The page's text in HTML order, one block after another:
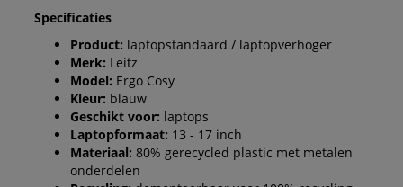
Specificaties
Product: laptopstandaard / laptopverhoger
Merk: Leitz
Model: Ergo Cosy
Kleur: blauw
Geschikt voor: laptops
Laptopformaat: 13 - 17 inch
Materiaal: 80% gerecycled plastic met metalen
onderdelen